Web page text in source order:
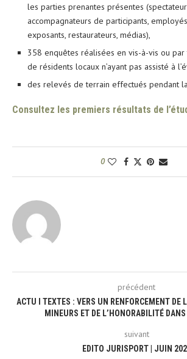
les parties prenantes présentes
accompagnateurs de participants,
exposants, restaurateurs, médias),
358 enquêtes réalisées en vis-à-vis ou
de résidents locaux n’ayant pas assisté à
des relevés de terrain effectués pendant
Consultez les premiers résultats de
0
précédent
ACTU I TEXTES : VERS UN RENFORCEMENT DE
MINEURS ET DE L’HONORABILITÉ
suivant
EDITO JURISPORT | JUIN